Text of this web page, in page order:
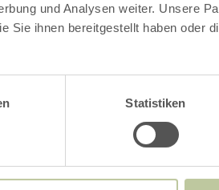
und Analysen weiter. Unsere
Sie ihnen bereitgestellt haben oder
Statistiken